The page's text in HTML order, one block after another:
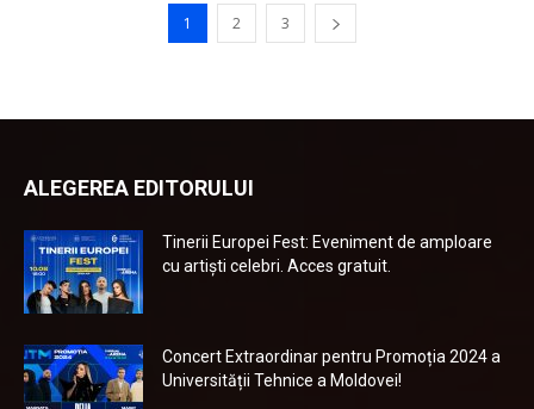
1 2 3
ALEGEREA EDITORULUI
Tinerii Europei Fest: Eveniment de amploare
cu artiști celebri. Acces gratuit.
Concert Extraordinar pentru Promoția 2024 a
Universității Tehnice a Moldovei!